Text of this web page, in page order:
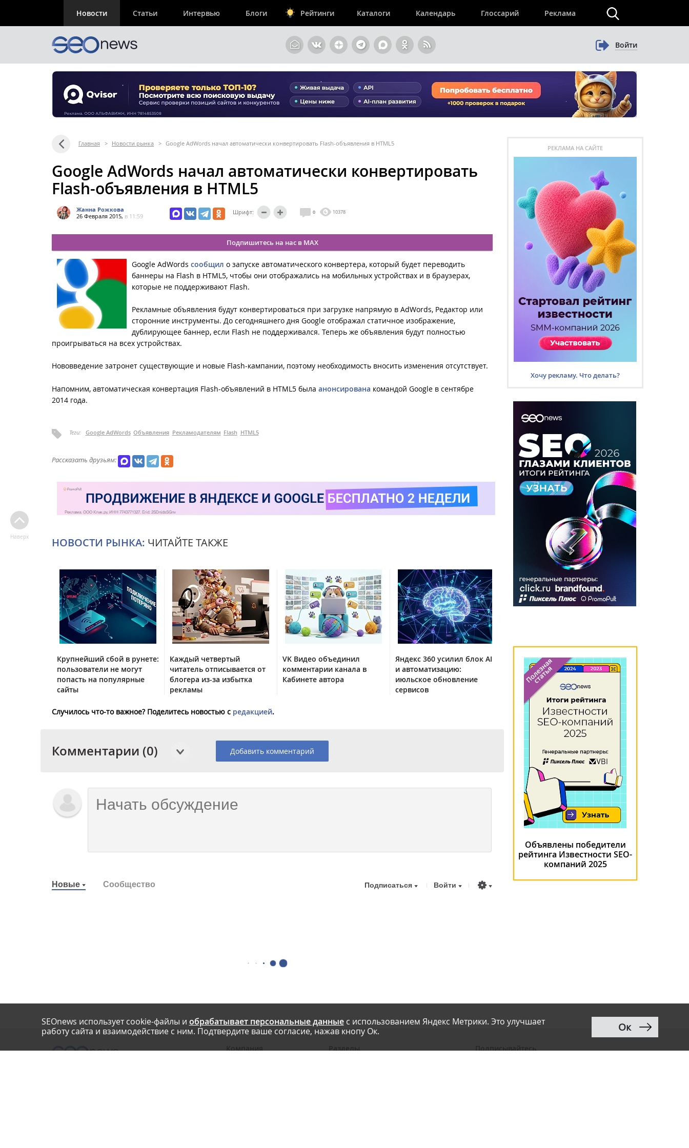
Новости Статьи Интервью Блоги Рейтинги Каталоги Календарь Глоссарий Реклама
Войти
Главная > Новости рынка > Google AdWords начал автоматически конвертировать Flash-объявления в HTML5
Google AdWords начал автоматически конвертировать
Flash-объявления в HTML5
Жанна Рожкова
26 Февраля 2015, в 11:59
Шрифт: 0 10378
Подпишитесь на нас в MAX
Google AdWords сообщил о запуске автоматического конвертера, который будет переводить
баннеры на Flash в HTML5, чтобы они отображались на мобильных устройствах и в браузерах,
которые не поддерживают Flash.
Рекламные объявления будут конвертироваться при загрузке напрямую в AdWords, Редактор или
сторонние инструменты. До сегодняшнего дня Google отображал статичное изображение,
дублирующее баннер, если Flash не поддерживался. Теперь же объявления будут полностью
проигрываться на всех устройствах.
Нововведение затронет существующие и новые Flash-кампании, поэтому необходимость вносить изменения отсутствует.
Напомним, автоматическая конвертация Flash-объявлений в HTML5 была анонсирована командой Google в сентябре
2014 года.
Теги: Google AdWords Объявления Рекламодателям Flash HTML5
Рассказать друзьям:
НОВОСТИ РЫНКА: ЧИТАЙТЕ ТАКЖЕ
Крупнейший сбой в рунете:
пользователи не могут
попасть на популярные
сайты
Каждый четвертый
читатель отписывается от
блогера из-за избытка
рекламы
VK Видео объединил
комментарии канала в
Кабинете автора
Яндекс 360 усилил блок AI
и автоматизацию:
июльское обновление
сервисов
Случилось что-то важное? Поделитесь новостью с редакцией.
Комментарии (0) Добавить комментарий
Новые Сообщество Подписаться Войти
Наверх
РЕКЛАМА НА САЙТЕ
Хочу рекламу. Что делать?
Объявлены победители
рейтинга Известности SEO-
компаний 2025
SEOnews использует cookie-файлы и обрабатывает персональные данныес использованием Яндекс Метрики. Это улучшает
работу сайта и взаимодействие с ним. Подтвердите ваше согласие, нажав кнопу Ок.
Ок
Компания Разделы Подписывайтесь